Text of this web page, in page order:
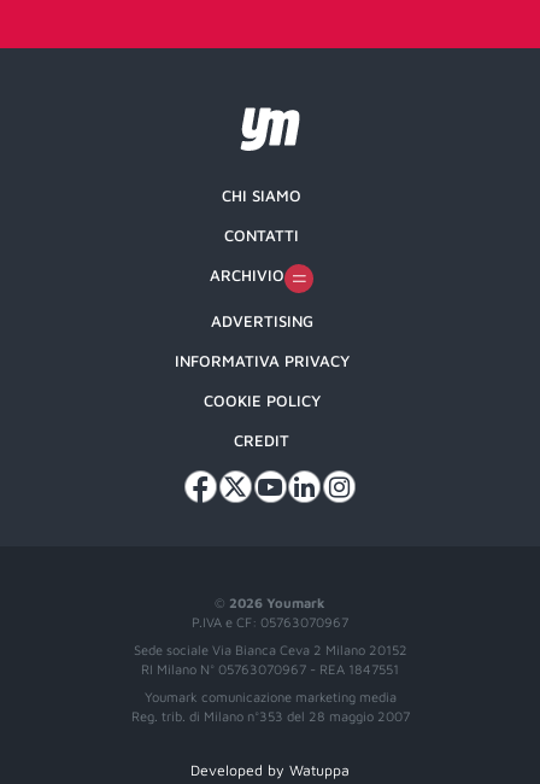
© 2026 Youmark
P.IVA e CF: 05763070967
Sede sociale Via Bianca Ceva 2 Milano 20152
RI Milano N° 05763070967 - REA 1847551
Youmark comunicazione marketing media
Reg. trib. di Milano n°353 del 28 maggio 2007
CHI SIAMO
CONTATTI
ARCHIVIO
ADVERTISING
INFORMATIVA PRIVACY
COOKIE POLICY
CREDIT
Developed by Watuppa